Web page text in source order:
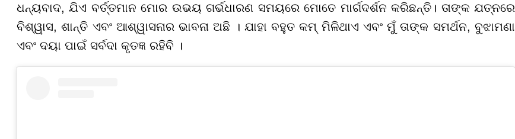
ଧନ୍ୟବାଦ, ଯିଏ ବର୍ତ୍ତମାନ ମୋର ଉଭୟ ଗର୍ଭଧାରଣ ସମୟରେ ମୋତେ ମାର୍ଗଦର୍ଶନ କରିଛନ୍ତି। ତାଙ୍କ ଯତ୍ନରେ
ବିଶ୍ୱାସ, ଶାନ୍ତି ଏବଂ ଆଶ୍ୱାସନାର ଭାବନା ଅଛି । ଯାହା ବହୁତ କମ୍ ମିଳିଥାଏ ଏବଂ ମୁଁ ତାଙ୍କ ସମର୍ଥନ, ବୁଝାମଣା
ଏବଂ ଦୟା ପାଇଁ ସର୍ବଦା କୃତଜ୍ଞ ରହିବି ।